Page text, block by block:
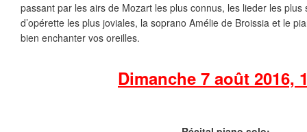
passant par les airs de Mozart les plus connus, les lieder les plus
d’opérette les plus joviales, la soprano Amélie de Broissia et le
bien enchanter vos oreilles.
Dimanche 7 août 2016,